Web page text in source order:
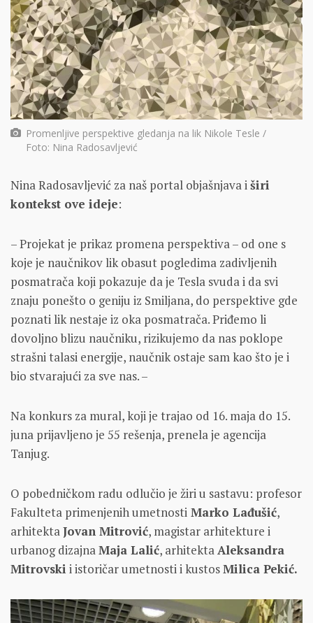
Promenljive perspektive gledanja na lik Nikole Tesle /
Foto: Nina Radosavljević
Nina Radosavljević za naš portal objašnjava iširi
kontekst ove ideje:
– Projekat je prikaz promena perspektiva – od one s
koje je naučnikov lik obasut pogledima zadivljenih
posmatrača koji pokazuje da je Tesla svuda i da svi
znaju ponešto o geniju iz Smiljana, do perspektive gde
poznati lik nestaje iz oka posmatrača. Priđemo li
dovoljno blizu naučniku, rizikujemo da nas poklope
strašni talasi energije, naučnik ostaje sam kao što je i
bio stvarajući za sve nas. –
Na konkurs za mural, koji je trajao od 16. maja do 15.
juna prijavljeno je 55 rešenja, prenela je agencija
Tanjug.
O pobedničkom radu odlučio je žiri u sastavu: profesor
Fakulteta primenjenih umetnosti Marko Lađušić,
arhitektaJovan Mitrović, magistar arhitekture i
urbanog dizajnaMaja Lalić, arhitektaAleksandra
Mitrovski i istoričar umetnosti i kustosMilica Pekić.